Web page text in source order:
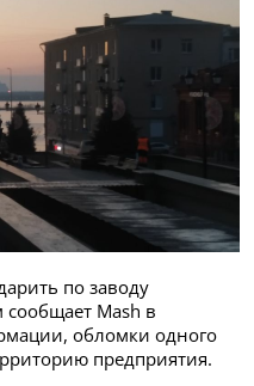
по заводу
сообщает Mash в
обломки одного
предприятия.